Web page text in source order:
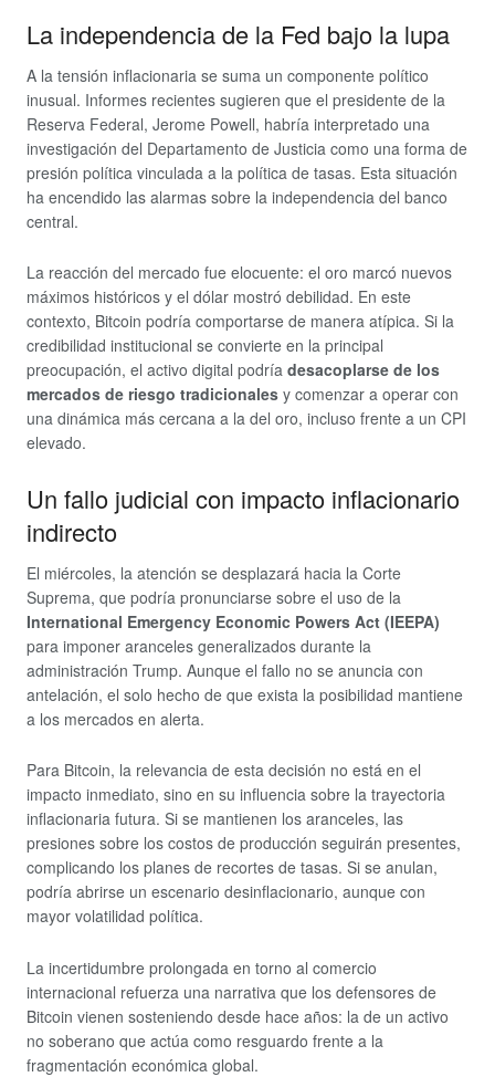
La independencia de la Fed bajo la lupa
A la tensión inflacionaria se suma un componente político
inusual. Informes recientes sugieren que el presidente de la
Reserva Federal, Jerome Powell, habría interpretado una
investigación del Departamento de Justicia como una forma de
presión política vinculada a la política de tasas. Esta situación
ha encendido las alarmas sobre la independencia del banco
central.
La reacción del mercado fue elocuente: el oro marcó nuevos
máximos históricos y el dólar mostró debilidad. En este
contexto, Bitcoin podría comportarse de manera atípica. Si la
credibilidad institucional se convierte en la principal
preocupación, el activo digital podría desacoplarse de los
mercados de riesgo tradicionales y comenzar a operar con
una dinámica más cercana a la del oro, incluso frente a un CPI
elevado.
Un fallo judicial con impacto inflacionario
indirecto
El miércoles, la atención se desplazará hacia la Corte
Suprema, que podría pronunciarse sobre el uso de la
International Emergency Economic Powers Act (IEEPA)
para imponer aranceles generalizados durante la
administración Trump. Aunque el fallo no se anuncia con
antelación, el solo hecho de que exista la posibilidad mantiene
a los mercados en alerta.
Para Bitcoin, la relevancia de esta decisión no está en el
impacto inmediato, sino en su influencia sobre la trayectoria
inflacionaria futura. Si se mantienen los aranceles, las
presiones sobre los costos de producción seguirán presentes,
complicando los planes de recortes de tasas. Si se anulan,
podría abrirse un escenario desinflacionario, aunque con
mayor volatilidad política.
La incertidumbre prolongada en torno al comercio
internacional refuerza una narrativa que los defensores de
Bitcoin vienen sosteniendo desde hace años: la de un activo
no soberano que actúa como resguardo frente a la
fragmentación económica global.